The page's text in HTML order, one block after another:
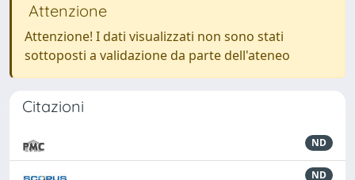
Attenzione
Attenzione! I dati visualizzati non sono stati
sottoposti a validazione da parte dell'ateneo
Citazioni
ND
ND